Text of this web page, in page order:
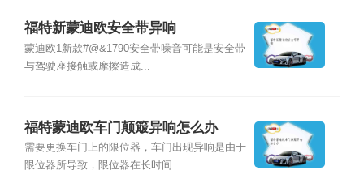
福特新蒙迪欧安全带异响
蒙迪欧1新款#@&1790安全带噪音可能是安全带
与驾驶座接触或摩擦造成...
福特蒙迪欧车门颠簸异响怎么办
需要更换车门上的限位器，车门出现异响是由于
限位器所导致，限位器在长时间...